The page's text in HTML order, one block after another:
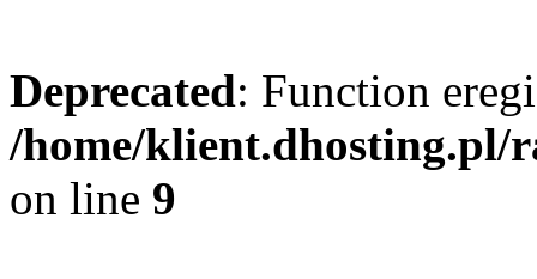
Deprecated: Function
/home/klient.dhosting.pl/
on line 9